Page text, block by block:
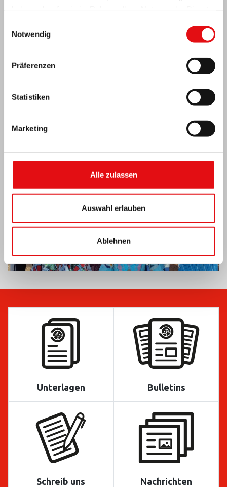
Notwendig
Präferenzen
Statistiken
Marketing
Alle zulassen
Auswahl erlauben
Ablehnen
DER OCDS
Unterlagen Bulletins
Schreib uns Nachrichten